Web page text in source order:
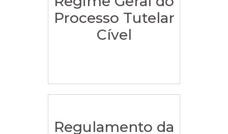
Processo Tutelar
Cível
Regulamento da